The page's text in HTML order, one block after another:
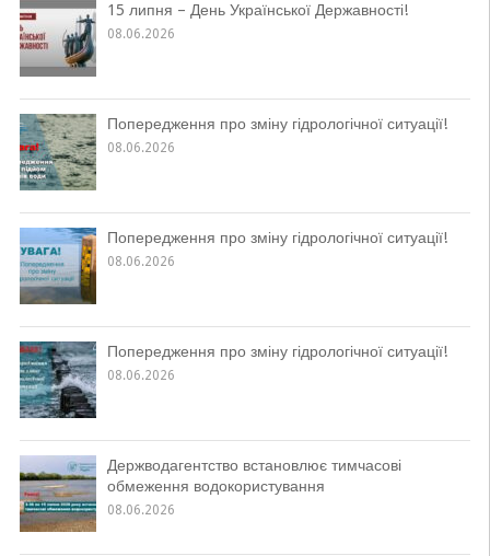
15 липня – День Української Державності!
08.06.2026
Попередження про зміну гідрологічної ситуації!
08.06.2026
Попередження про зміну гідрологічної ситуації!
08.06.2026
Попередження про зміну гідрологічної ситуації!
08.06.2026
Держводагентство встановлює тимчасові
обмеження водокористування
08.06.2026